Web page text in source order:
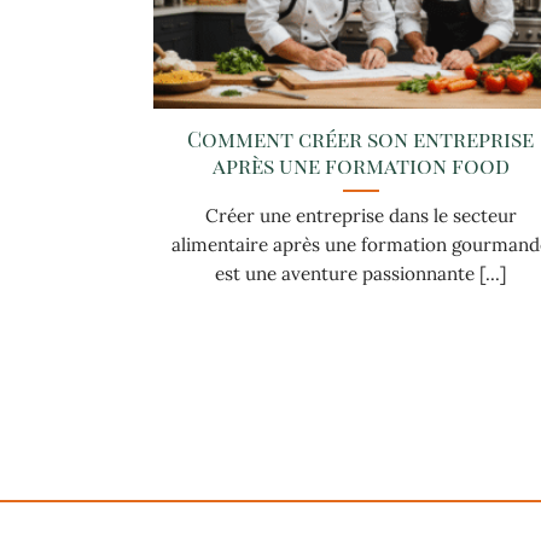
Comment créer son entreprise
après une formation food
Créer une entreprise dans le secteur
alimentaire après une formation
est une aventure passionnante [...]